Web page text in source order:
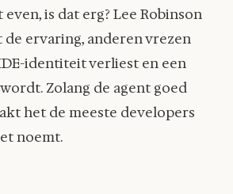
is dat erg? Lee Robinson
de ervaring, anderen vrezen
identiteit verliest en een
Zolang de agent goed
het de meeste developers
noemt.